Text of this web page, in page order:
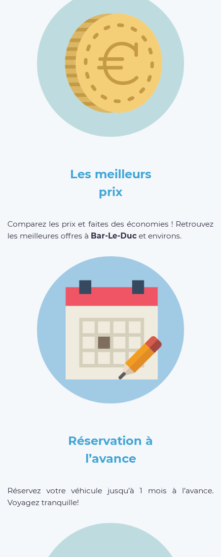
Les meilleurs
prix
Comparez les prix et faites des économies ! Retrouvez
les meilleures offres à Bar-Le-Duc et environs.
Réservation à
l’avance
Réservez votre véhicule jusqu’à 1 mois à l’avance.
Voyagez tranquille!